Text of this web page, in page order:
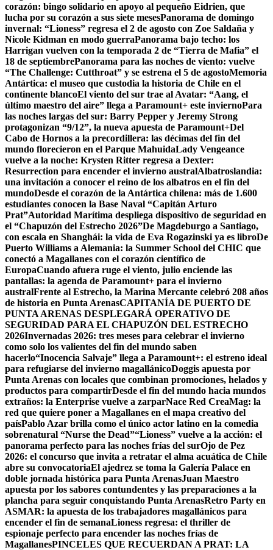
corazón: bingo solidario en apoyo al pequeño Eidrien, que
lucha por su corazón a sus siete mesesPanorama de domingo
invernal: “Lioness” regresa el 2 de agosto con Zoe Saldaña y
Nicole Kidman en modo guerraPanorama bajo techo: los
Harrigan vuelven con la temporada 2 de “Tierra de Mafia” el
18 de septiembrePanorama para las noches de viento: vuelve
“The Challenge: Cutthroat” y se estrena el 5 de agostoMemoria
Antártica: el museo que custodia la historia de Chile en el
continente blancoEl viento del sur trae al Avatar: “Aang, el
último maestro del aire” llega a Paramount+ este inviernoPara
las noches largas del sur: Barry Pepper y Jeremy Strong
protagonizan “9/12”, la nueva apuesta de Paramount+Del
Cabo de Hornos a la precordillera: las décimas del fin del
mundo florecieron en el Parque MahuidaLady Vengeance
vuelve a la noche: Krysten Ritter regresa a Dexter:
Resurrection para encender el invierno australAlbatroslandia:
una invitación a conocer el reino de los albatros en el fin del
mundoDesde el corazón de la Antártica chilena: más de 1.600
estudiantes conocen la Base Naval “Capitán Arturo
Prat”Autoridad Marítima despliega dispositivo de seguridad en
el “Chapuzón del Estrecho 2026”De Magdeburgo a Santiago,
con escala en Shanghái: la vida de Eva Rogazinski ya es libroDe
Puerto Williams a Alemania: la Summer School del CHIC que
conectó a Magallanes con el corazón científico de
EuropaCuando afuera ruge el viento, julio enciende las
pantallas: la agenda de Paramount+ para el invierno
australFrente al Estrecho, la Marina Mercante celebró 208 años
de historia en Punta ArenasCAPITANÍA DE PUERTO DE
PUNTA ARENAS DESPLEGARÁ OPERATIVO DE
SEGURIDAD PARA EL CHAPUZÓN DEL ESTRECHO
2026Invernadas 2026: tres meses para celebrar el invierno
como solo los valientes del fin del mundo saben
hacerlo“Inocencia Salvaje” llega a Paramount+: el estreno ideal
para refugiarse del invierno magallánicoDoggis apuesta por
Punta Arenas con locales que combinan promociones, helados y
productos para compartirDesde el fin del mundo hacia mundos
extraños: la Enterprise vuelve a zarparNace Red CreaMag: la
red que quiere poner a Magallanes en el mapa creativo del
paísPablo Azar brilla como el único actor latino en la comedia
sobrenatural “Nurse the Dead”“Lioness” vuelve a la acción: el
panorama perfecto para las noches frías del surOjo de Pez
2026: el concurso que invita a retratar el alma acuática de Chile
abre su convocatoriaEl ajedrez se toma la Galería Palace en
doble jornada histórica para Punta ArenasJuan Maestro
apuesta por los sabores contundentes y las preparaciones a la
plancha para seguir conquistando Punta ArenasRetro Party en
ASMAR: la apuesta de los trabajadores magallánicos para
encender el fin de semanaLioness regresa: el thriller de
espionaje perfecto para encender las noches frías de
MagallanesPINCELES QUE RECUERDAN A PRAT: LA